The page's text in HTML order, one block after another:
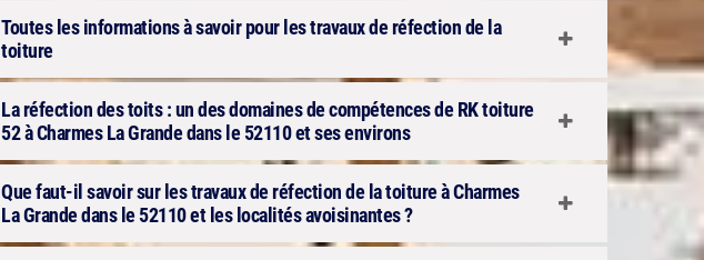
Toutes les informations à savoir pour les travaux de réfection de la
toiture
La réfection des toits : un des domaines de compétences de RK toiture
52 à Charmes La Grande dans le 52110 et ses environs
Que faut-il savoir sur les travaux de réfection de la toiture à Charmes
La Grande dans le 52110 et les localités avoisinantes ?